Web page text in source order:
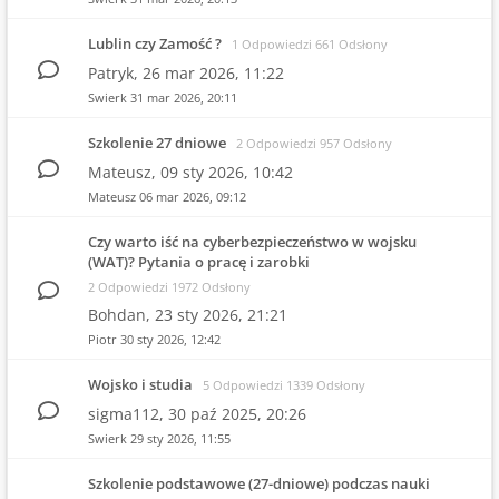
Lublin czy Zamość ? 1 Odpowiedzi 661 Odsłony
Patryk, 26 mar 2026, 11:22
Swierk 31 mar 2026, 20:11
Szkolenie 27 dniowe 2 Odpowiedzi 957 Odsłony
Mateusz, 09 sty 2026, 10:42
Mateusz 06 mar 2026, 09:12
Czy warto iść na cyberbezpieczeństwo w wojsku
(WAT)? Pytania o pracę i zarobki
2 Odpowiedzi 1972 Odsłony
Bohdan, 23 sty 2026, 21:21
Piotr 30 sty 2026, 12:42
Wojsko i studia 5 Odpowiedzi 1339 Odsłony
sigma112, 30 paź 2025, 20:26
Swierk 29 sty 2026, 11:55
Szkolenie podstawowe (27-dniowe) podczas nauki